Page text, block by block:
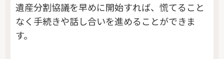
遺産分割協議を早めに開始すれば、慌てること
なく手続きや話し合いを進めることができま
す。